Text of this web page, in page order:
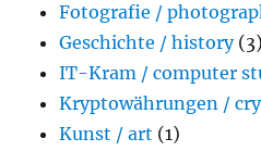
Fotografie /
Geschichte / history(3)
IT-Kram / computer
Kryptowährungen /
Kunst / art (1)